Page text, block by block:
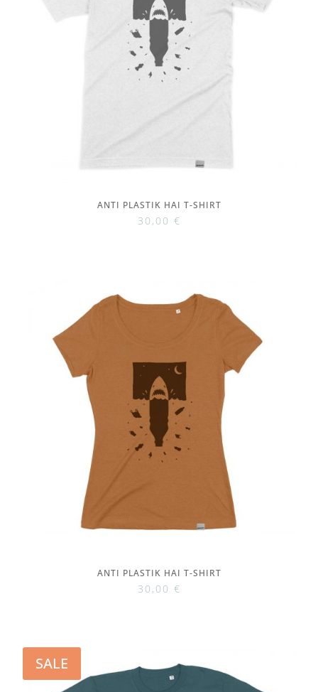
ANTI PLASTIK HAI T-SHIRT
30,00 €
ANTI PLASTIK HAI T-SHIRT
30,00 €
SALE